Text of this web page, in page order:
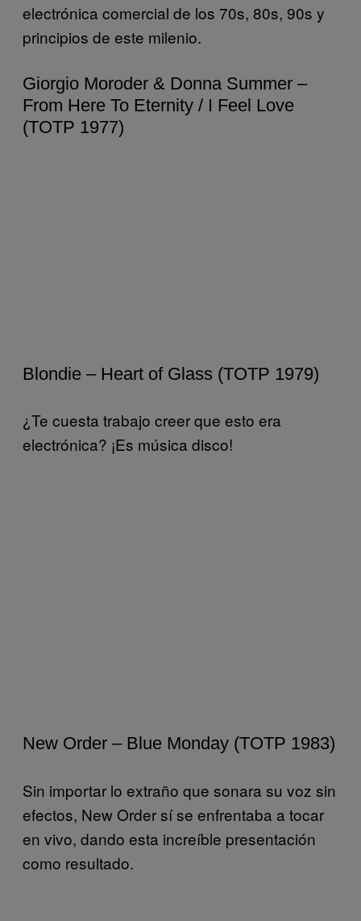
electrónica comercial de los 70s, 80s, 90s y
principios de este milenio.
Giorgio Moroder & Donna Summer –
From Here To Eternity / I Feel Love
(TOTP 1977)
Blondie – Heart of Glass (TOTP 1979)
¿Te cuesta trabajo creer que esto era
electrónica? ¡Es música disco!
New Order – Blue Monday (TOTP 1983)
Sin importar lo extraño que sonara su voz sin
efectos, New Order sí se enfrentaba a tocar
en vivo, dando esta increíble presentación
como resultado.